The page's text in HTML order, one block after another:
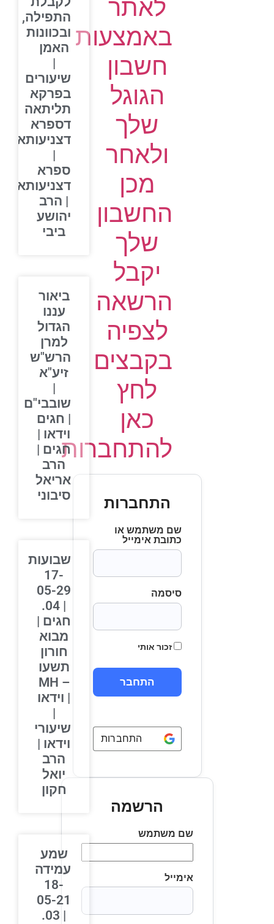
לאתר
באמצעות
חשבון
הגוגל
שלך
ולאחר
מכן
החשבון
שלך
יקבל
הרשאה
לצפיה
בקבצים
לחץ
כאן
להתחברות
התחברות
שם משתמש או
כתובת אימייל
סיסמה
זכור אותי
התחברות באמצעותGoogle
הרשמה
שם משתמש
אימייל
התפילה,
ובכוונות
האמן
שיעורים
בפרקא
תליתאה
דספרא
דצניעותא
ספרא
דצניעותא
| הרב
יהושע
ביבי
ביאור
עננו
הגדול
למרן
הרש"ש
זיע"א
שובבי"ם
| חגים
וידאו |
חגים |
הרב
אריאל
סיבוני
שבועות
17-
05-29
| 04.
חגים |
מבוא
חורון
תשעו
– MH
| וידאו
שיעורי
וידאו |
הרב
יואל
חקון
שמע
עמידה
18-
05-21
| 03.